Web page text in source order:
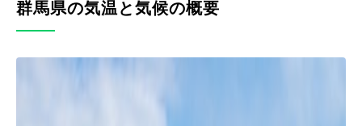
群馬県の気温と気候の概要